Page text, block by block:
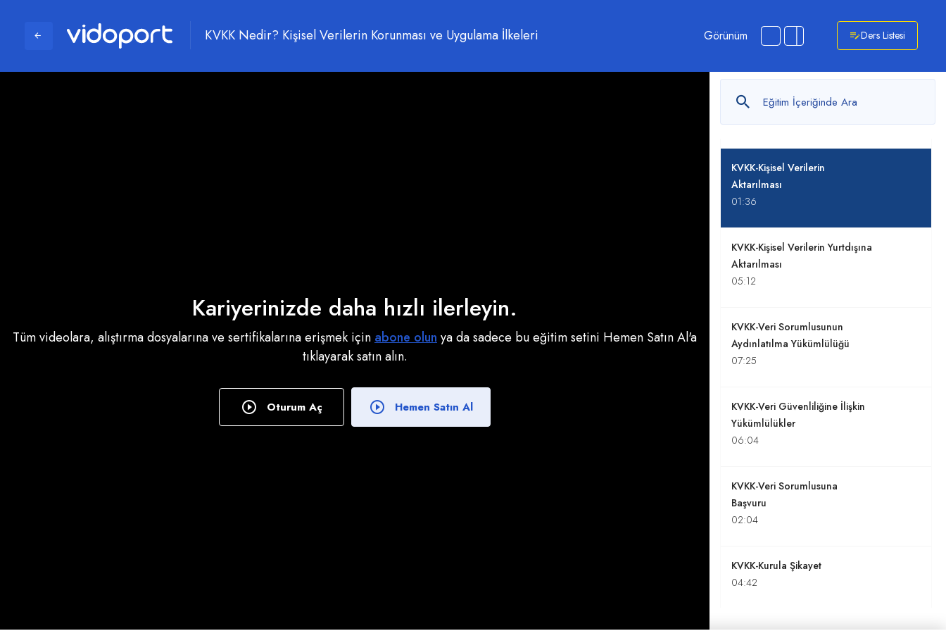
KVKK Nedir? Kişisel Verilerin Korunması ve Uygulama İlkeleri Görünüm Ders Listesi
Kariyerinizde daha hızlı ilerleyin.
Tüm videolara, alıştırma dosyalarına ve sertifikalarına erişmek için abone olun ya da sadece bu eğitim setini Hemen Satın Al'a
tıklayarak satın alın.
Oturum Aç Hemen Satın Al
KVKK-Kişisel Verilerin İşlenmesi,
Getirilmesi
03:11
KVKK-Kişisel Verilerin
Aktarılması
01:36
KVKK-Kişisel Verilerin Yurtdışına
Aktarılması
05:12
KVKK-Veri Sorumlusunun
Aydınlatılma Yükümlülüğü
07:25
KVKK-Veri Güvenliliğine İlişkin
Yükümlülükler
06:04
KVKK-Veri Sorumlusuna
Başvuru
02:04
KVKK-Kurula Şikayet
04:42